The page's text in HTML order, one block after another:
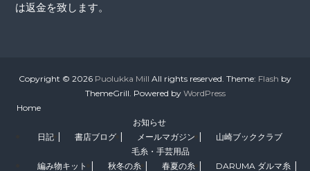
は返金を致します。
Copyright © 2026 Puolukka Mill All rights reserved. Theme: Flash by
ThemeGrill. Powered by WordPress
Home
お知らせ
日記
書店ブログ メールマガジン
山崎ブッククラブ
毛糸・手芸用品
編み物キット
秋冬の糸 春夏の糸
DARUMA ダルマ糸